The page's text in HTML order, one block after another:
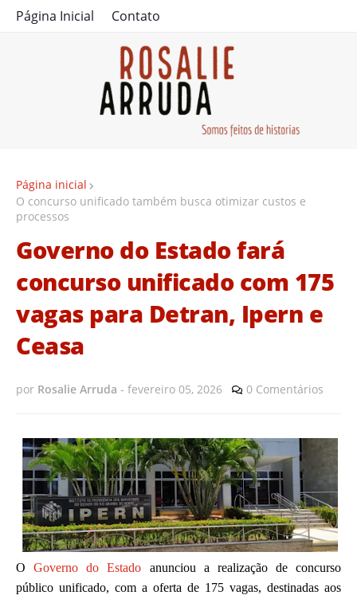
Página Inicial Contato
Página inicial
O concurso unificado também busca otimizar custos e
processos
Governo do Estado fará
concurso unificado com 175
vagas para Detran, Ipern e
Ceasa
por Rosalie Arruda - fevereiro 05, 2026 0 Comentários
OGoverno do Estado anunciou a realização de concurso
público unificado, com a oferta de 175 vagas, destinadas aos